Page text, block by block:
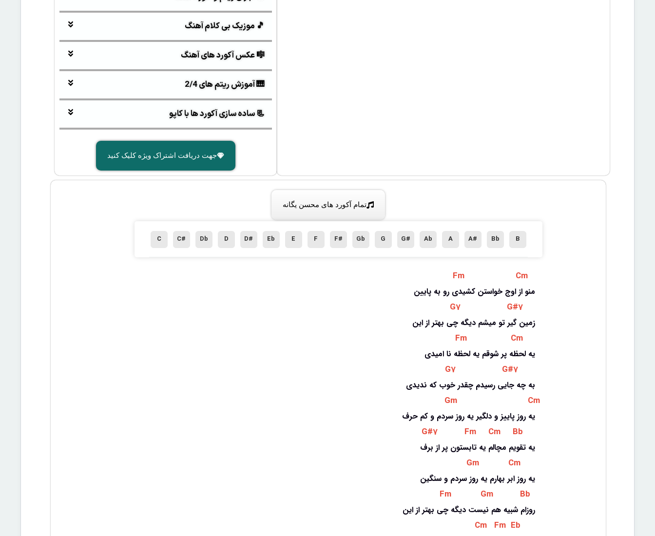
🎵 موزیک بی کلام آهنگ
🎼 عکس آکورد های آهنگ
🎹 آموزش ریتم های 2/4
📃 ساده سازی آکورد ها با کاپو
جهت دریافت اشتراک ویژه کلیک کنید
تمام آکورد های محسن یگانه
B
Bb
A#
A
Ab
G#
G
Gb
F#
F
E
Eb
D#
D
Db
C#
C
Fm Cm
منو از اوج خواستن کشیدی رو به پایین
G7 G#7
زمین گیر تو میشم دیگه چی بهتر از این
Fm Cm
یه لحظه پر شوقم یه لحظه نا امیدی
G7 G#7
به چه جایی رسیدم چقدر خوب که ندیدی
Gm Cm
یه روز پاییز و دلگیر یه روز سردم و کم حرف
G#7 Fm Cm Bb
یه تقویم مچالم یه تابستون پر از برف
Gm Cm
یه روز ابر بهارم یه روز سردم و سنگین
Fm Gm Bb
روزام شبیه هم نیست دیگه چی بهتر از این
Cm Fm Eb